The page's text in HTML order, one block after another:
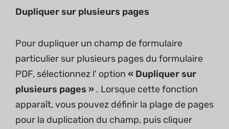
Dupliquer sur plusieurs pages
Pour dupliquer un champ de formulaire
particulier sur plusieurs pages du formulaire
PDF, sélectionnez l' option « Dupliquer sur
plusieurs pages » . Lorsque cette fonction
apparaît, vous pouvez définir la plage de pages
pour la duplication du champ, puis cliquer